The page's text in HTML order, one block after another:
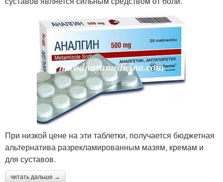
При низкой цене на эти таблетки, получается бюджетная
альтернатива разрекламированным мазям, кремам и
для суставов.
читать дальше →